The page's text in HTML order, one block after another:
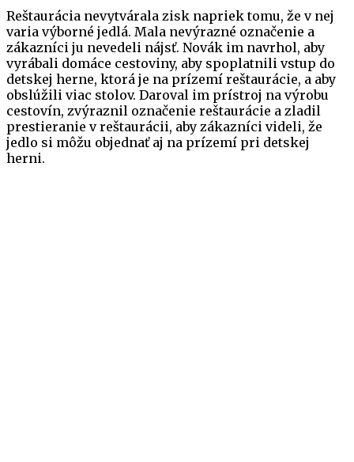
Reštaurácia nevytvárala zisk napriek tomu, že v nej
varia výborné jedlá. Mala nevýrazné označenie a
zákazníci ju nevedeli nájsť. Novák im navrhol, aby
vyrábali domáce cestoviny, aby spoplatnili vstup do
detskej herne, ktorá je na prízemí reštaurácie, a aby
obslúžili viac stolov. Daroval im prístroj na výrobu
cestovín, zvýraznil označenie reštaurácie a zladil
prestieranie v reštaurácii, aby zákazníci videli, že
jedlo si môžu objednať aj na prízemí pri detskej
herni.